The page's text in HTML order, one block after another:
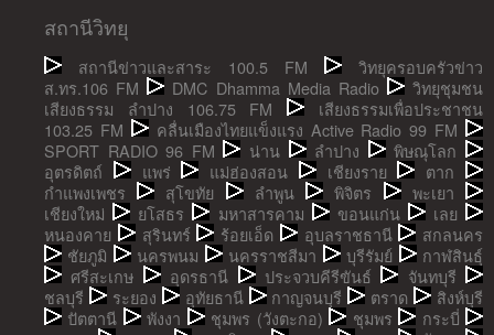
สถานีวิทยุ
สถานีข่าวและสาระ 100.5 FM
วิทยุครอบครัวข่าว
ส.ทร.106 FM
DMC Dhamma Media Radio
วิทยุชุมชน
เสียงธรรม ลำปาง 106.75 FM
เสียงธรรมเพื่อประชาชน
103.25 FM
คลื่นเมืองไทยแข็งแรง Active Radio 99 FM
SPORT RADIO 96 FM
น่าน ลำปาง
พิษณุโลก
อุตรดิตถ์
แพร่ แม่ฮ่องสอน เชียงราย
ตาก
กำแพงเพชร
สุโขทัย ลำพูน พิจิตร
พะเยา
เชียงใหม่
ยโสธร มหาสารคาม ขอนแก่น
เลย
หนองคาย
สุรินทร์ ร้อยเอ็ด อุบลราชธานี
สกลนคร
ชัยภูมิ
นครพนม นครราชสีมา บุรีรัมย์
กาฬสินธุ์
ศรีสะเกษ
อุดรธานี ประจวบคีรีขันธ์
จันทบุรี
ชลบุรี
ระยอง อุทัยธานี กาญจนบุรี ตราด
สิงห์บุรี
ปัตตานี
พังงา ชุมพร (วังตะกอ) ชุมพร
กระบี่